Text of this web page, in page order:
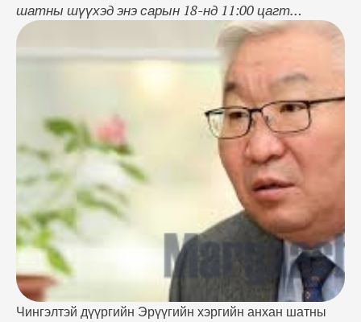
шатны шүүхэд энэ сарын 18-нд 11:00 цагт
нийслэлийн Засаг дарга асан Э.Бат-Үүл болон
Т.Гэрэлт-Од, Б.Мөнхтөр, Б.Чулуудай, нарын 10
хүнд холбогдох хэргийн урьдчилсан хэлэлцүүлэг
болно. Эргэн сануулахад, Нийслэлийн прокурорын
газраас өнгөрсөн оны сүүлээр олны анхаарал
татсан, төрийн албан тушаалтанд холбогдох
зарим хэрэгт яллах дүгнэлт үйлдэж шүүхэд
шилжүүлсэн. Үүнд: Нийслэлийн Засаг дарга …
Чингэлтэй дүүргийн Эрүүгийн хэргийн анхан шатны